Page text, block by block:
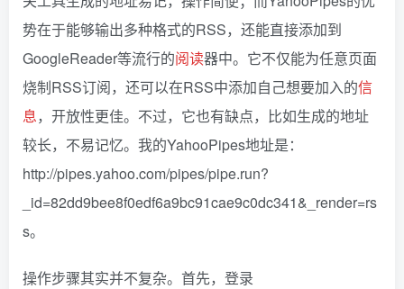
势在于能够输出多种格式的RSS，还能直接添加到
GoogleReader等流行的阅读器中。它不仅能为任意页面
烧制RSS订阅，还可以在RSS中添加自己想要加入的信
息，开放性更佳。不过，它也有缺点，比如生成的地址
较长，不易记忆。我的YahooPipes地址是：
http://pipes.yahoo.com/pipes/pipe.run?
_id=82dd9bee8f0edf6a9bc91cae9c0dc341&_render=rs
s。
操作步骤其实并不复杂。首先，登录